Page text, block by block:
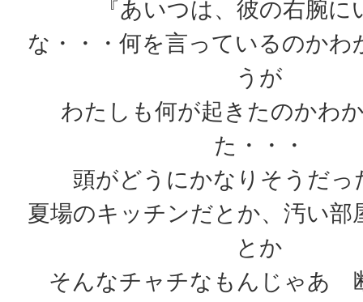
『あいつは、彼の右腕に
な・・・何を言っているのかわ
うが
わたしも何が起きたのかわ
た・・・
頭がどうにかなりそうだっ
夏場のキッチンだとか、汚い部
とか
そんなチャチなもんじゃあ